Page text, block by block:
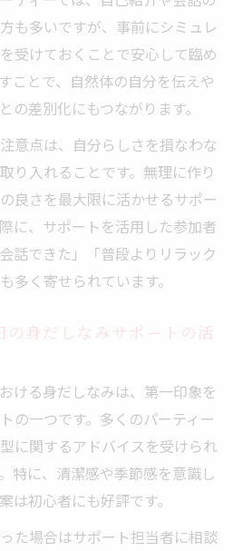
も多いですが、事前にシミュレ
受けておくことで安心して臨め
ことで、自然体の自分を伝えや
の差別化にもつながります。
意点は、自分らしさを損なわな
り入れることです。無理に作り
良さを最大限に活かせるサポー
に、サポートを活用した参加者
話できた」「普段よりリラック
多く寄せられています。
の身だしなみサポートの活
ける身だしなみは、第一印象を
の一つです。多くのパーティー
に関するアドバイスを受けられ
特に、清潔感や季節感を意識し
は初心者にも好評です。
た場合はサポート担当者に相談